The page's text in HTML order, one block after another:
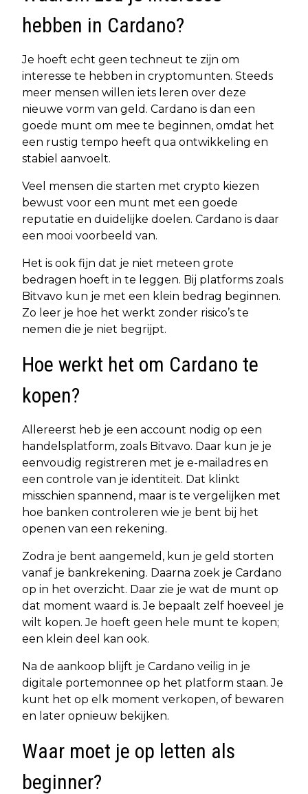
hebben in Cardano?
Je hoeft echt geen techneut te zijn om
interesse te hebben in cryptomunten. Steeds
meer mensen willen iets leren over deze
nieuwe vorm van geld. Cardano is dan een
goede munt om mee te beginnen, omdat het
een rustig tempo heeft qua ontwikkeling en
stabiel aanvoelt.
Veel mensen die starten met crypto kiezen
bewust voor een munt met een goede
reputatie en duidelijke doelen. Cardano is daar
een mooi voorbeeld van.
Het is ook fijn dat je niet meteen grote
bedragen hoeft in te leggen. Bij platforms zoals
Bitvavo kun je met een klein bedrag beginnen.
Zo leer je hoe het werkt zonder risico’s te
nemen die je niet begrijpt.
Hoe werkt het om Cardano te
kopen?
Allereerst heb je een account nodig op een
handelsplatform, zoals Bitvavo. Daar kun je je
eenvoudig registreren met je e-mailadres en
een controle van je identiteit. Dat klinkt
misschien spannend, maar is te vergelijken met
hoe banken controleren wie je bent bij het
openen van een rekening.
Zodra je bent aangemeld, kun je geld storten
vanaf je bankrekening. Daarna zoek je Cardano
op in het overzicht. Daar zie je wat de munt op
dat moment waard is. Je bepaalt zelf hoeveel je
wilt kopen. Je hoeft geen hele munt te kopen;
een klein deel kan ook.
Na de aankoop blijft je Cardano veilig in je
digitale portemonnee op het platform staan. Je
kunt het op elk moment verkopen, of bewaren
en later opnieuw bekijken.
Waar moet je op letten als
beginner?